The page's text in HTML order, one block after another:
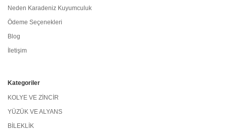
Neden Karadeniz Kuyumculuk
Ödeme Seçenekleri
Blog
İletişim
Kategoriler
KOLYE VE ZİNCİR
YÜZÜK VE ALYANS
BİLEKLİK